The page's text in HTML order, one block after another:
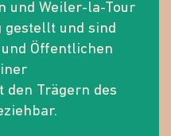
und Weiler-la-Tour
gestellt und sind
Öffentlichen
den Trägern des